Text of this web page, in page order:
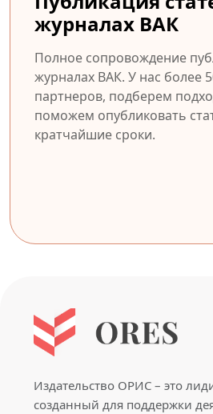
журналах ВАК
Полное сопровождение
журналах ВАК. У нас более
партнеров, подберем
поможем опубликовать
кратчайшие сроки.
Издательство ОРИС – это
созданный для поддержки